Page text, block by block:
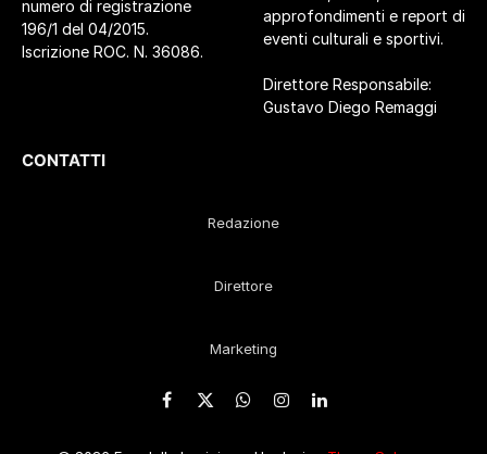
numero di registrazione
196/1 del 04/2015.
Iscrizione ROC. N. 36086.
approfondimenti e report di
eventi culturali e sportivi.
Direttore Responsabile:
Gustavo Diego Remaggi
CONTATTI
Redazione
Direttore
Marketing
Facebook
X
WhatsApp
Instagram
LinkedIn